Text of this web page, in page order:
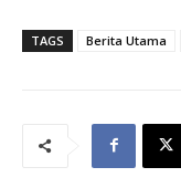
TAGS Berita Utama